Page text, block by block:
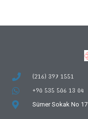
(216) 397 1551
+90 535 506 13 04
Sümer Sokak No 17